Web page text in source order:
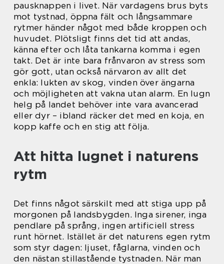
pausknappen i livet. När vardagens brus byts
mot tystnad, öppna fält och långsammare
rytmer händer något med både kroppen och
huvudet. Plötsligt finns det tid att andas,
känna efter och låta tankarna komma i egen
takt. Det är inte bara frånvaron av stress som
gör gott, utan också närvaron av allt det
enkla: lukten av skog, vinden över ängarna
och möjligheten att vakna utan alarm. En lugn
helg på landet behöver inte vara avancerad
eller dyr – ibland räcker det med en koja, en
kopp kaffe och en stig att följa.
Att hitta lugnet i naturens
rytm
Det finns något särskilt med att stiga upp på
morgonen på landsbygden. Inga sirener, inga
pendlare på språng, ingen artificiell stress
runt hörnet. Istället är det naturens egen rytm
som styr dagen: ljuset, fåglarna, vinden och
den nästan stillastående tystnaden. När man